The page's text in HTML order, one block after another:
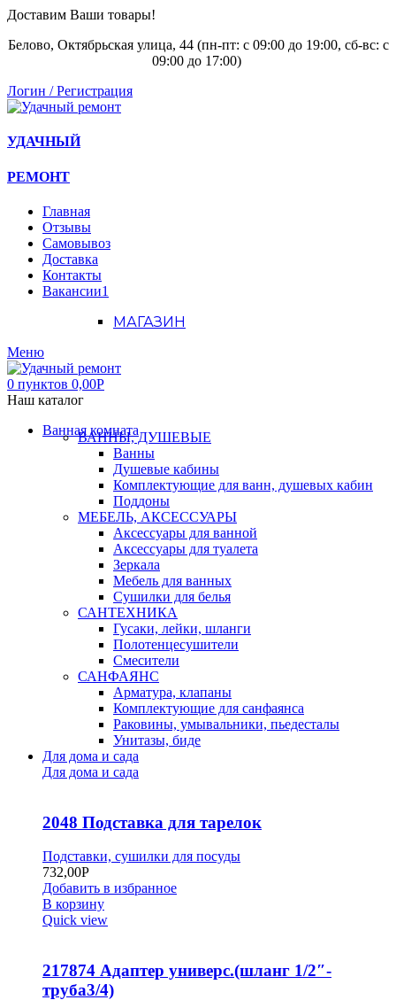
Доставим Ваши товары!
Белово, Октябрьская улица, 44 (пн-пт: с 09:00 до 19:00, сб-вс: с
09:00 до 17:00)
Логин / Регистрация
УДАЧНЫЙ
РЕМОНТ
Главная
Отзывы
Самовывоз
Доставка
Контакты
Вакансии1
МАГАЗИН
Меню
0 пунктов 0,00Р
Наш каталог
Ванная комната
ВАННЫ, ДУШЕВЫЕ
Ванны
Душевые кабины
Комплектующие для ванн, душевых кабин
Поддоны
МЕБЕЛЬ, АКСЕССУАРЫ
Аксессуары для ванной
Аксессуары для туалета
Зеркала
Мебель для ванных
Сушилки для белья
САНТЕХНИКА
Гусаки, лейки, шланги
Полотенцесушители
Смесители
САНФАЯНС
Арматура, клапаны
Комплектующие для санфаянса
Раковины, умывальники, пьедесталы
Унитазы, биде
Для дома и сада
Для дома и сада
2048 Подставка для тарелок
Подставки, сушилки для посуды
732,00Р
Добавить в избранное
В корзину
Quick view
217874 Адаптер универс.(шланг 1/2″-
труба3/4)